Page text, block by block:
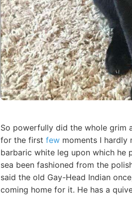
So powerfully did the whole grim
for the first few moments I
barbaric white leg upon which
sea been fashioned from the
said the old Gay-Head Indian
coming home for it. He has a